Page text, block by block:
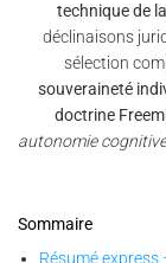
technique de
déclinaisons
sélection
souveraineté
doctrine
autonomie
Sommaire
Résumé express